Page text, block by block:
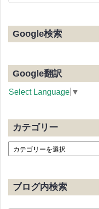
Google検索
Google翻訳
Select Language ▼
カテゴリー
ブログ内検索